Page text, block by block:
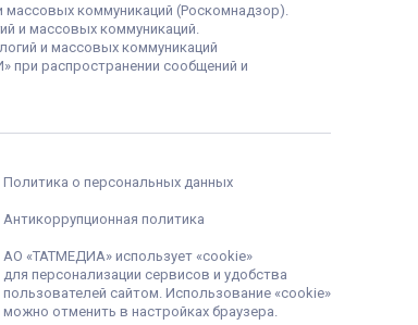
коммуникаций (Роскомнадзор).
и массовых коммуникаций.
и массовых коммуникаций
при распространении сообщений и
Политика о персональных данных
Антикоррупционная политика
АО «ТАТМЕДИА» использует «cookie»
для персонализации сервисов и удобства
пользователей сайтом. Использование «cookie»
можно отменить в настройках браузера.